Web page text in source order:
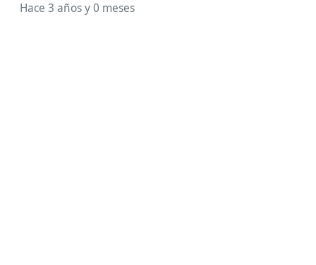
Hace 3 años y 0 meses